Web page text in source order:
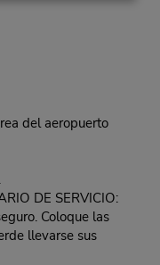
del aeropuerto
DE SERVICIO:
Coloque las
llevarse sus